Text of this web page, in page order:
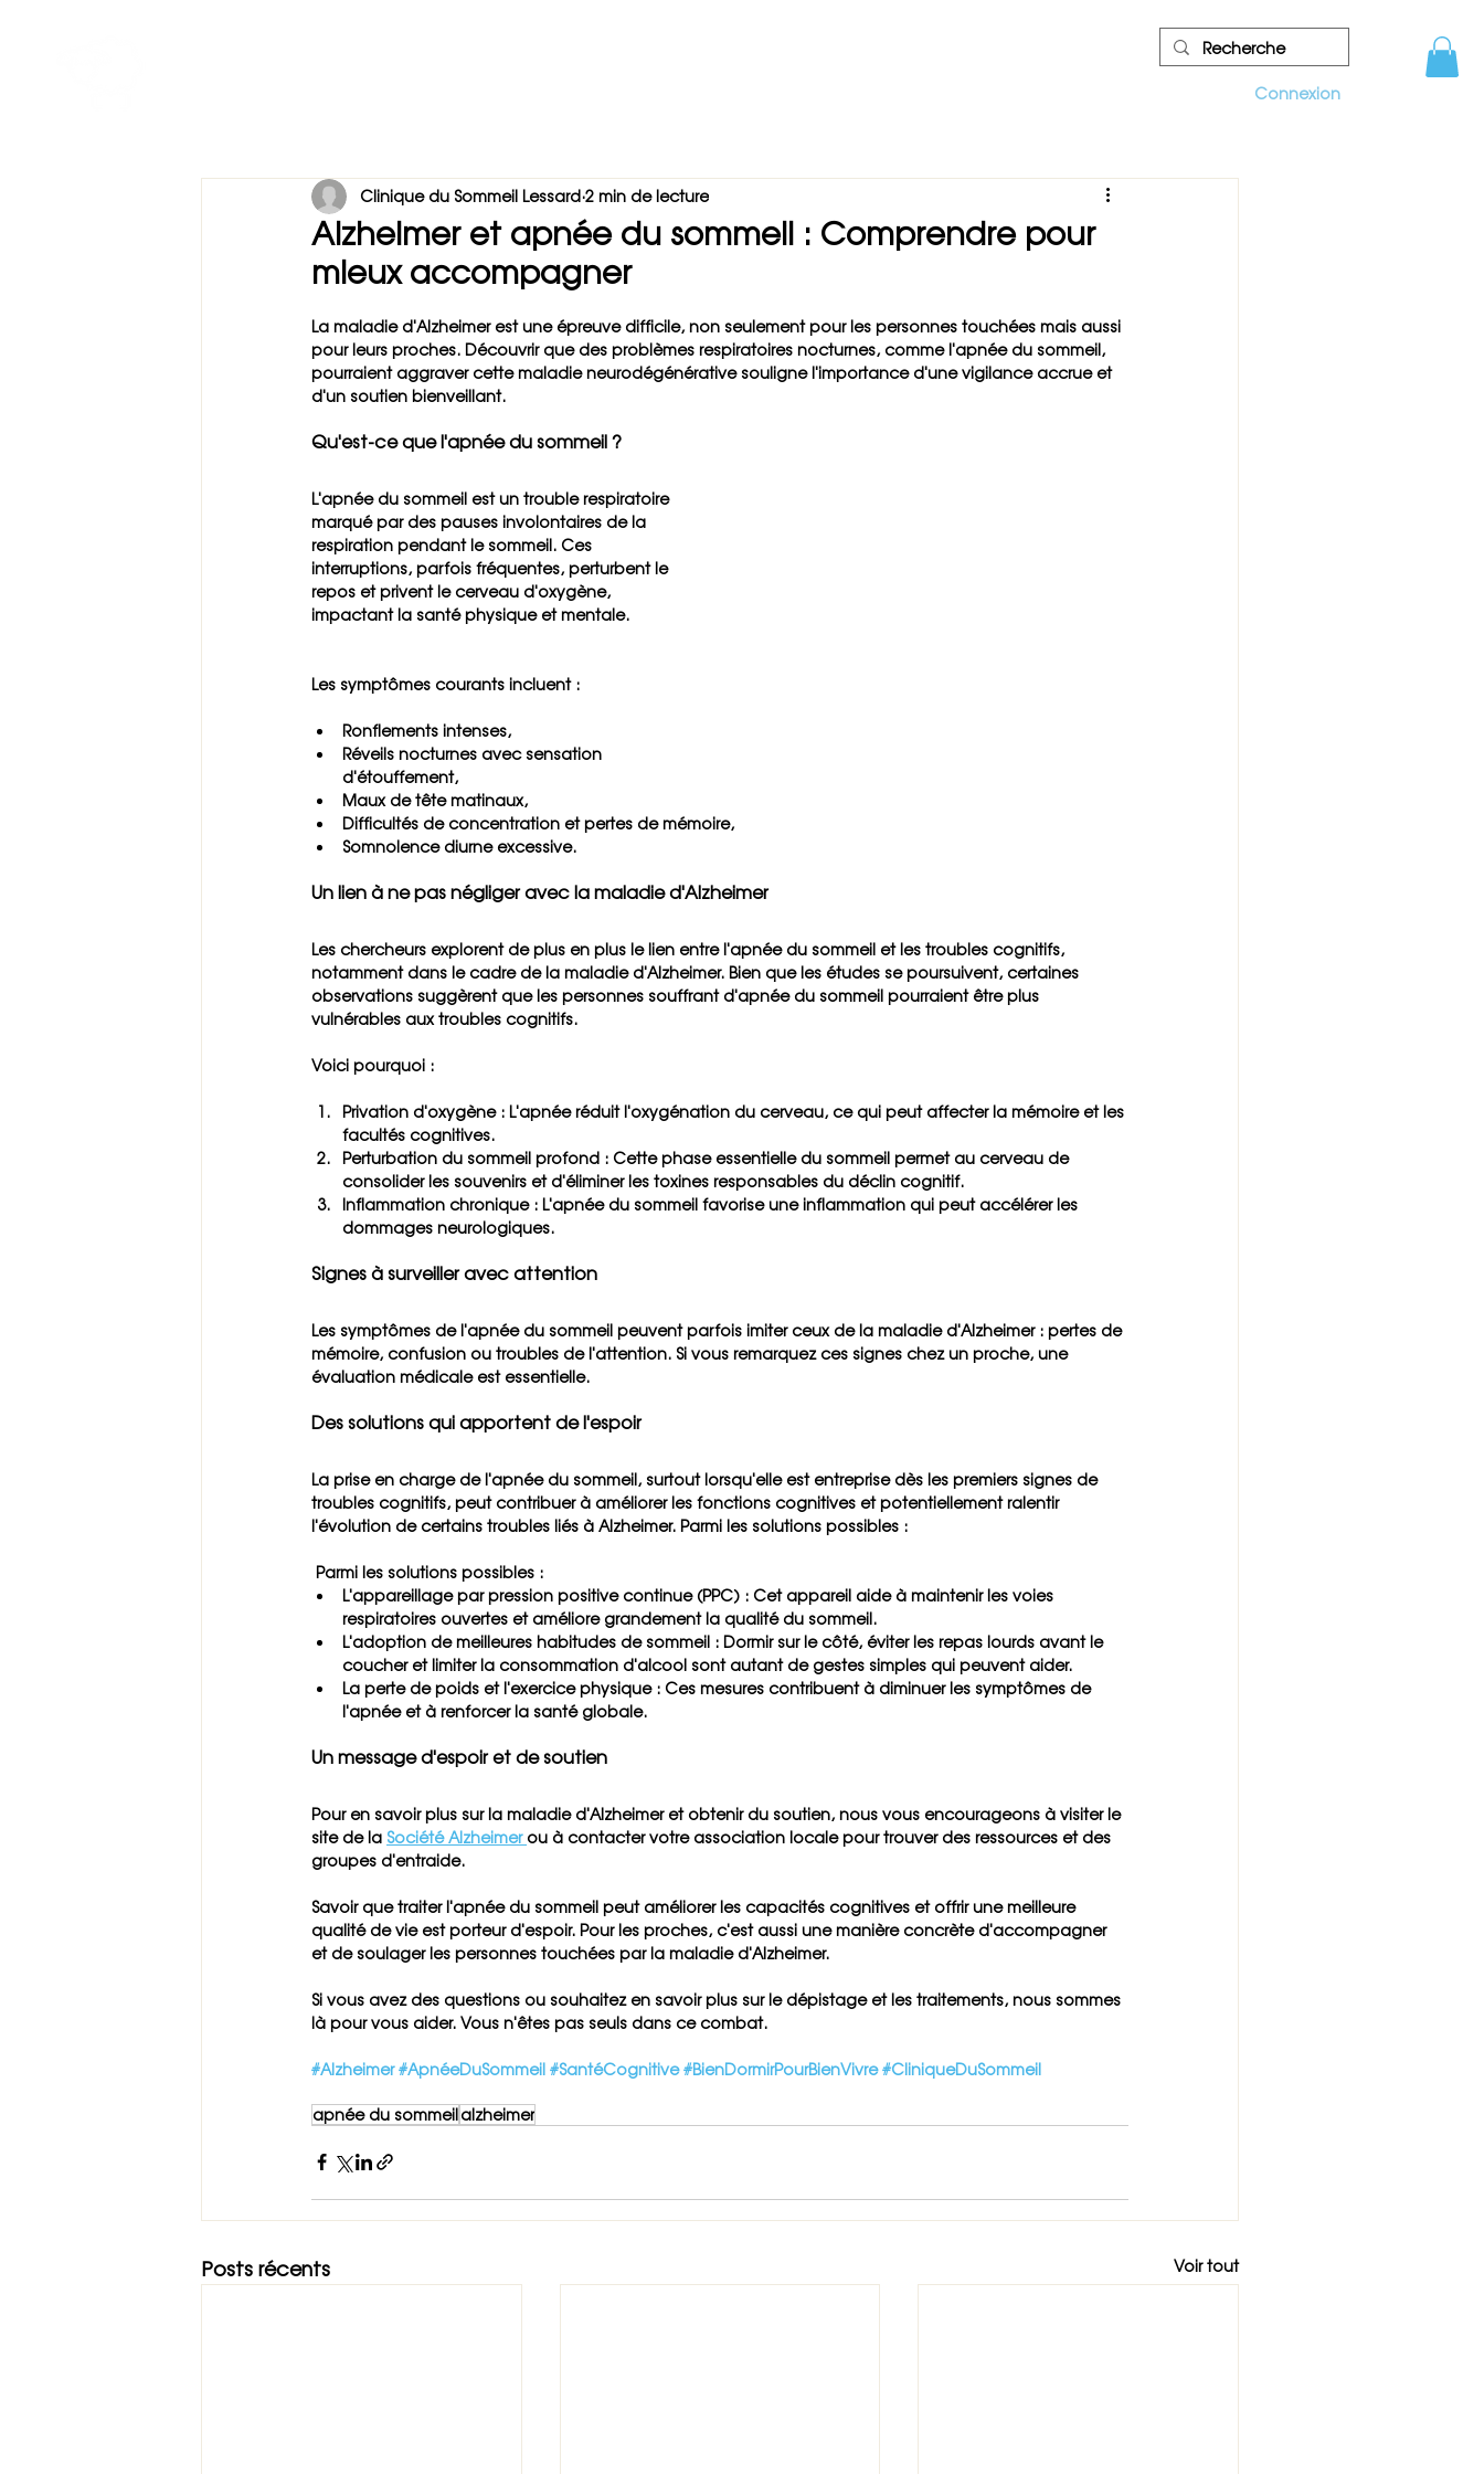
Connexion
Alzheimer et apnée du sommeil : Comprendre pour
mieux accompagner
Clinique du Sommeil Lessard 2 min de lecture
La maladie d'Alzheimer est une épreuve difficile, non seulement pour les personnes touchées mais aussi
pour leurs proches. Découvrir que des problèmes respiratoires nocturnes, comme l'apnée du sommeil,
pourraient aggraver cette maladie neurodégénérative souligne l'importance d'une vigilance accrue et
d'un soutien bienveillant.
Qu'est-ce que l'apnée du sommeil ?
L'apnée du sommeil est un trouble respiratoire
marqué par des pauses involontaires de la
respiration pendant le sommeil. Ces
interruptions, parfois fréquentes, perturbent le
repos et privent le cerveau d'oxygène,
impactant la santé physique et mentale.
Les symptômes courants incluent :
Ronflements intenses,
Réveils nocturnes avec sensation
d'étouffement,
Maux de tête matinaux,
Difficultés de concentration et pertes de mémoire,
Somnolence diurne excessive.
Un lien à ne pas négliger avec la maladie d'Alzheimer
Les chercheurs explorent de plus en plus le lien entre l'apnée du sommeil et les troubles cognitifs,
notamment dans le cadre de la maladie d'Alzheimer. Bien que les études se poursuivent, certaines
observations suggèrent que les personnes souffrant d'apnée du sommeil pourraient être plus
vulnérables aux troubles cognitifs.
Voici pourquoi :
Privation d'oxygène : L'apnée réduit l'oxygénation du cerveau, ce qui peut affecter la mémoire et les
facultés cognitives.
Perturbation du sommeil profond : Cette phase essentielle du sommeil permet au cerveau de
consolider les souvenirs et d'éliminer les toxines responsables du déclin cognitif.
Inflammation chronique : L'apnée du sommeil favorise une inflammation qui peut accélérer les
dommages neurologiques.
Signes à surveiller avec attention
Les symptômes de l'apnée du sommeil peuvent parfois imiter ceux de la maladie d'Alzheimer : pertes de
mémoire, confusion ou troubles de l'attention. Si vous remarquez ces signes chez un proche, une
évaluation médicale est essentielle.
Des solutions qui apportent de l'espoir
La prise en charge de l'apnée du sommeil, surtout lorsqu'elle est entreprise dès les premiers signes de
troubles cognitifs, peut contribuer à améliorer les fonctions cognitives et potentiellement ralentir
l'évolution de certains troubles liés à Alzheimer. Parmi les solutions possibles :
Parmi les solutions possibles :
L'appareillage par pression positive continue (PPC) : Cet appareil aide à maintenir les voies
respiratoires ouvertes et améliore grandement la qualité du sommeil.
L'adoption de meilleures habitudes de sommeil : Dormir sur le côté, éviter les repas lourds avant le
coucher et limiter la consommation d'alcool sont autant de gestes simples qui peuvent aider.
La perte de poids et l'exercice physique : Ces mesures contribuent à diminuer les symptômes de
l'apnée et à renforcer la santé globale.
Un message d'espoir et de soutien
Pour en savoir plus sur la maladie d'Alzheimer et obtenir du soutien, nous vous encourageons à visiter le
site de la Société Alzheimer ou à contacter votre association locale pour trouver des ressources et des
groupes d'entraide.
Savoir que traiter l'apnée du sommeil peut améliorer les capacités cognitives et offrir une meilleure
qualité de vie est porteur d'espoir. Pour les proches, c'est aussi une manière concrète d'accompagner
et de soulager les personnes touchées par la maladie d'Alzheimer.
Si vous avez des questions ou souhaitez en savoir plus sur le dépistage et les traitements, nous sommes
là pour vous aider. Vous n'êtes pas seuls dans ce combat.
#Alzheimer #ApnéeDuSommeil #SantéCognitive #BienDormirPourBienVivre #CliniqueDuSommeil
apnée du sommeilalzheimer
Posts récents Voir tout